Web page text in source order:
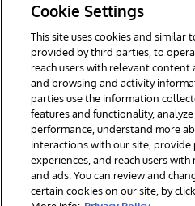
© 1996-2026 InterSystems
vorbehalten.
Mitteilungen/Geschäftsbedingungen
Geld-zurück-Garantie
Impressum
Cookie Settings
This site uses cookies and similar
provided by third parties, to
reach users with relevant content
and browsing and activity
parties use the information
features and functionality,
performance, understand more
interactions with our site, provide
experiences, and reach users
and ads. You can review and
certain cookies on our site, by